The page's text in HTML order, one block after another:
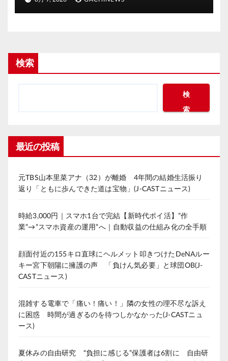
検索
検
索
最近の投稿
元TBS山本里菜アナ（32）が離婚 4年間の結婚生活振り
返り「ともに歩んできた道は宝物」(J-CASTニュース)
時給3,000円｜スマホ1台で完結【新時代ポイ活】”作
業”→”スマホ資産の運用”へ｜自動収益の仕組み化の全手順
顔面付近の155キロ直球にヘルメット叩きつけたDeNAルー
キー宮下朝陽に擁護の声 「負けん気必要」と球団OB(J-
CASTニュース)
混雑する電車で「痛い！痛い！」隣の女性の理不尽な訴え
に困惑 時間が過ぎるのを待つしかなかった(J-CASTニュ
ース)
夏休みの自由研究 “負担に感じる”保護者は6割に 自由研